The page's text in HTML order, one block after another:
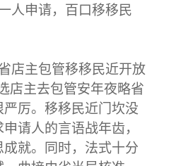
申请，百口移移民
主包管移移民近开放
店主去包管安年夜略省
厉。移移民近门坎没
请人的言语战年齿，
就。同时，法式十分